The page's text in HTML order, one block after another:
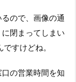
ので、画像の通
閉まってしまい
すけどね。
の営業時間を知